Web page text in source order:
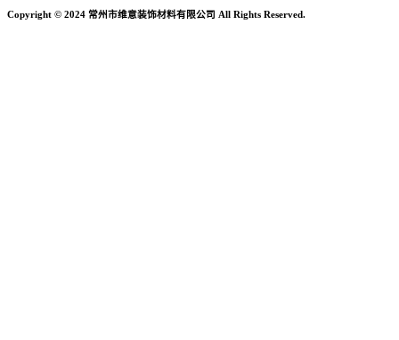
Copyright © 2024 常州市维意装饰材料有限公司 All Rights Reserved.